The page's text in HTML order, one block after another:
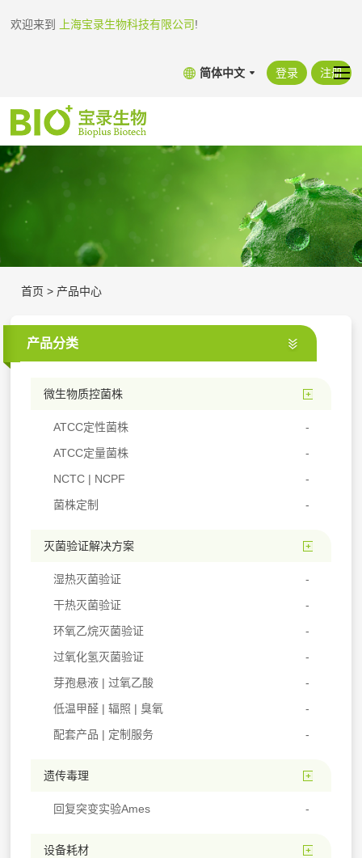
欢迎来到 上海宝录生物科技有限公司!
简体中文 登录 注册
首页 > 产品中心
产品分类
微生物质控菌株
ATCC定性菌株
ATCC定量菌株
NCTC | NCPF
菌株定制
灭菌验证解决方案
湿热灭菌验证
干热灭菌验证
环氧乙烷灭菌验证
过氧化氢灭菌验证
芽孢悬液 | 过氧乙酸
低温甲醛 | 辐照 | 臭氧
配套产品 | 定制服务
遗传毒理
回复突变实验Ames
设备耗材